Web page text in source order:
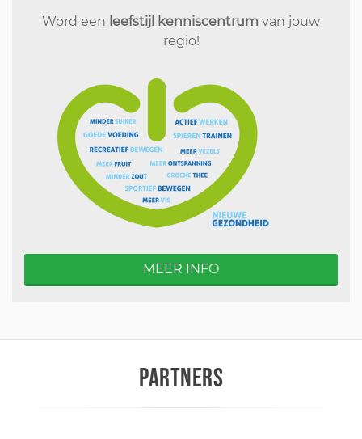
Word een leefstijl kenniscentrum van jouw
regio!
MEER INFO
PARTNERS